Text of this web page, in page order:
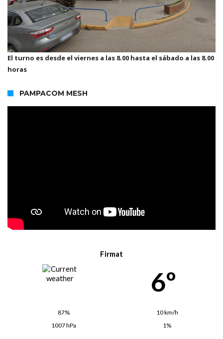
El turno es desde el viernes a las 8.00 hasta el sábado a las 8.00
horas
PAMPACOM MESH
Firmat
6º
87%
10 km/h
1007 hPa
1%